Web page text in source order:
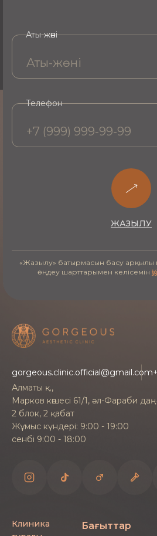
теріңіздің түрі мен
хаттаманы жеке таңдау
Алматыдағы Hydrafacial
таңдалған хаттамаға, терінің
бағаны дәрігер кеңес беру
айтады. Пациенттердің
қолжетімді -
Реабилитация
мұқият күтім мен күннен
Күтім мен реабилитация
ерекшеліктерін ескере
Жазылу
Алматыда Hydrafacial-ге
бойынша жазылуға болады.
уақытты таңдап, процедура,
Аты-жөні
Телефон
ЖАЗЫЛУ
«Жазылу» батырмасын басу арқылы
өңдеу шарттарымен келісемін
gorgeous.clinic.official@gmail.com
Алматы қ.,
Марков көшесі 61/1, әл-Фараби
2 блок, 2 қабат
Жұмыс күндері: 9:00 - 19:00
сенбі 9:00 - 18:00
Клиника
Бағыттар